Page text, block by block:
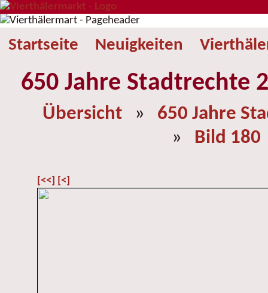
Startseite Neuigkeiten
650 Jahre Stadtrechte
Übersicht » 650 Jahre
» Bild 180
[<<] [<]